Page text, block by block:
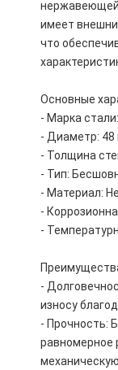
нержавеющей
имеет
что
Основные
- Марка
- Диаметр: 48
- Толщина
- Тип:
- Материал:
-
-
-
износу
- Прочность:
равномерное